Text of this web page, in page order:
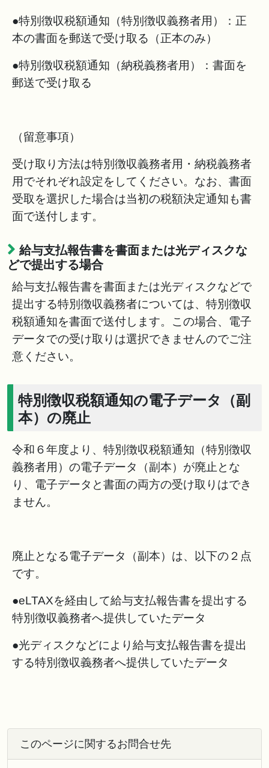
●特別徴収税額通知（特別徴収義務者用）：正
本の書面を郵送で受け取る（正本のみ）
●特別徴収税額通知（納税義務者用）：書面を
郵送で受け取る
（留意事項）
受け取り方法は特別徴収義務者用・納税義務者
用でそれぞれ設定をしてください。なお、書面
受取を選択した場合は当初の税額決定通知も書
面で送付します。
給与支払報告書を書面または光ディスクな
どで提出する場合
給与支払報告書を書面または光ディスクなどで
提出する特別徴収義務者については、特別徴収
税額通知を書面で送付します。この場合、電子
データでの受け取りは選択できませんのでご注
意ください。
特別徴収税額通知の電子データ（副
本）の廃止
令和６年度より、特別徴収税額通知（特別徴収
義務者用）の電子データ（副本）が廃止とな
り、電子データと書面の両方の受け取りはでき
ません。
廃止となる電子データ（副本）は、以下の２点
です。
●eLTAXを経由して給与支払報告書を提出する
特別徴収義務者へ提供していたデータ
●光ディスクなどにより給与支払報告書を提出
する特別徴収義務者へ提供していたデータ
このページに関するお問合せ先